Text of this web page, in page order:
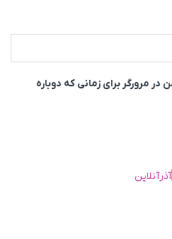
مرورگر برای زمانی که دوباره